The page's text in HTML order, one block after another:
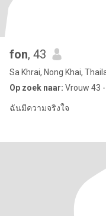
fon, 43
Sa Khrai, Nong Khai,
Op zoek naar: Vrouw 43
ฉันมีความจริงใจ